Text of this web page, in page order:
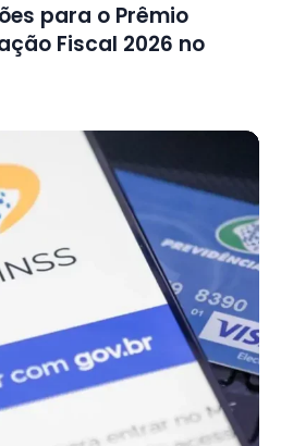
para o Prêmio
Fiscal 2026 no